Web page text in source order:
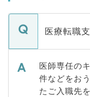
医療転職
医師専任の
件などをお
たご入職先